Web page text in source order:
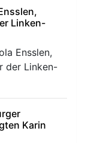
Linken-
Ensslen,
der Linken-
Karin